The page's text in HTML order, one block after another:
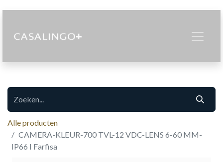
Alle producten
CAMERA-KLEUR-700 TVL-12 VDC-LENS 6-60 MM-
IP66 I Farfisa